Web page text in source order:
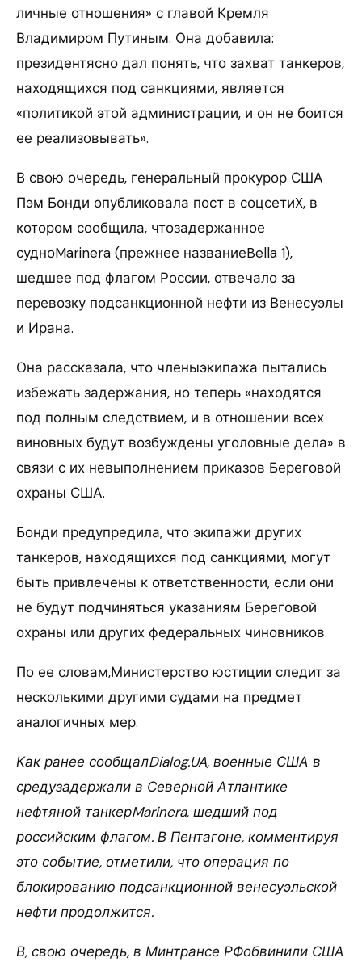
личные отношения» с главой Кремля
Владимиром Путиным. Она добавила:
президентясно дал понять, что захват танкеров,
находящихся под санкциями, является
«политикой этой администрации, и он не боится
ее реализовывать».
В свою очередь, генеральный прокурор США
Пэм Бонди опубликовала пост в соцсетиX, в
котором сообщила, чтозадержанное
судноMarinera (прежнее названиеBella 1),
шедшее под флагом России, отвечало за
перевозку подсанкционной нефти из Венесуэлы
и Ирана.
Она рассказала, что членыэкипажа пытались
избежать задержания, но теперь «находятся
под полным следствием, и в отношении всех
виновных будут возбуждены уголовные дела» в
связи с их невыполнением приказов Береговой
охраны США.
Бонди предупредила, что экипажи других
танкеров, находящихся под санкциями, могут
быть привлечены к ответственности, если они
не будут подчиняться указаниям Береговой
охраны или других федеральных чиновников.
По ее словам,Министерство юстиции следит за
несколькими другими судами на предмет
аналогичных мер.
Как ранее сообщалDialog.UA, военные США в
средузадержали в Северной Атлантике
нефтяной танкерMarinera, шедший под
российским флагом. В Пентагоне, комментируя
это событие, отметили, что операция по
блокированию подсанкционной венесуэльской
нефти продолжится.
В, свою очередь, в Минтрансе РФобвинили США